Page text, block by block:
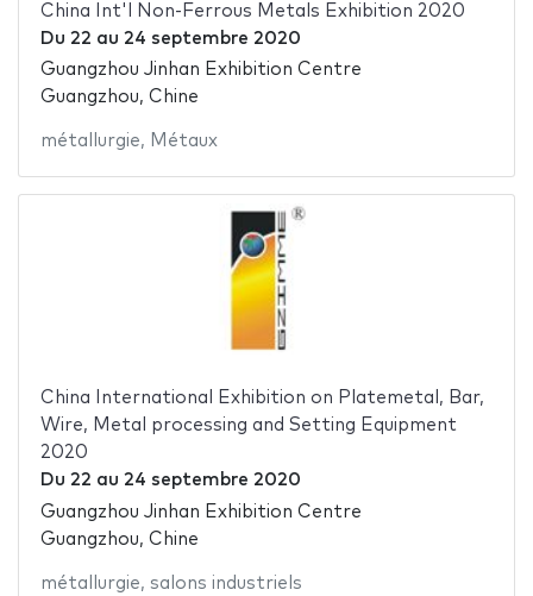
China Int'l Non-Ferrous Metals Exhibition 2020
Du 22 au 24 septembre 2020
Guangzhou Jinhan Exhibition Centre
Guangzhou, Chine
métallurgie, Métaux
China International Exhibition on Platemetal, Bar,
Wire, Metal processing and Setting Equipment
2020
Du 22 au 24 septembre 2020
Guangzhou Jinhan Exhibition Centre
Guangzhou, Chine
métallurgie, salons industriels